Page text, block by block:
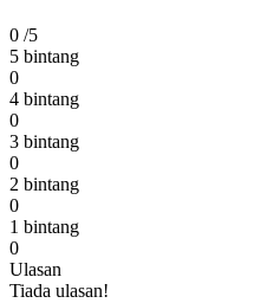
0 /5
5 bintang
0
4 bintang
0
3 bintang
0
2 bintang
0
1 bintang
0
Ulasan
Tiada ulasan!